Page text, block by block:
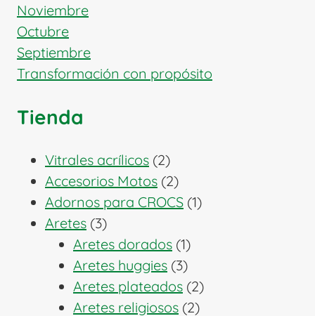
Noviembre
Octubre
Septiembre
Transformación con propósito
Tienda
Vitrales acrílicos 22
productos
Accesorios Motos 22
productos
Adornos para CROCS 11
Aretes 33
productos
Aretes dorados 11
producto
Aretes huggies 33
productos
Aretes plateados 22
productos
Aretes religiosos 22